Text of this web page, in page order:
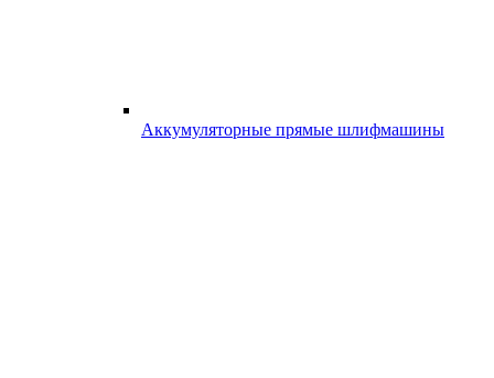
Аккумуляторные прямые шлифмашины